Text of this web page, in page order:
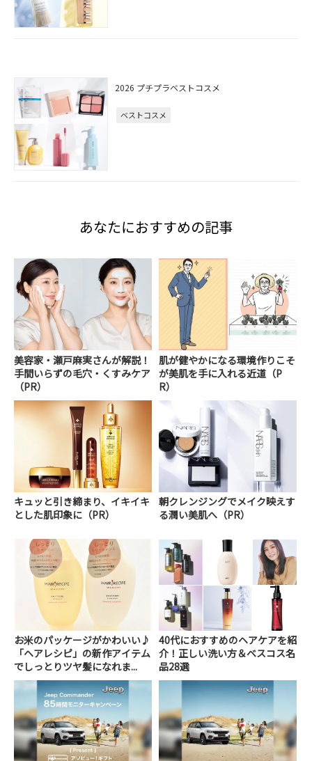
2026 プチプラベストコスメ
ベストコスメ
あなたにおすすめの記事
美容家・瀬戸麻実さんが解説！
手間いらずの毛穴・くすみケア
（PR）
肌が健やかになる環境作りこそ
が美肌を手に入れる近道（P
R）
キュッと引き締まり、イキイキ
とした肌印象に（PR）
朝クレンジングでメイク映えす
る潤い美肌へ（PR）
お米のパッケージがかわいい♪
「ヘアレシピ」の新作アイテム
でしっとりツヤ髪になれま...
40代におすすめのヘアケアを紹
介！正しい洗い方＆ベスコス名
品28選